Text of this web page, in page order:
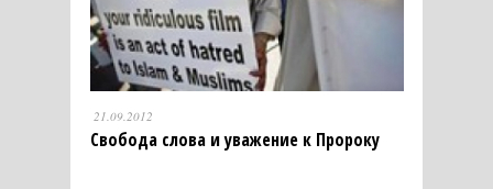
21.09.2012
Свобода слова и уважение к Пророку